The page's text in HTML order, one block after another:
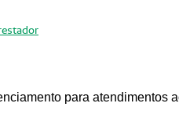
para atendimentos